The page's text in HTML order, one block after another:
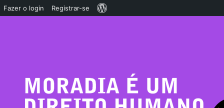
Fazer o login Registrar-se